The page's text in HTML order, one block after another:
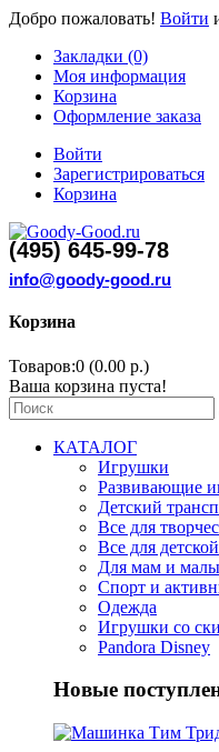
Добро пожаловать! Войти
Закладки (0)
Моя информация
Корзина
Оформление заказа
Войти
Зарегистрироваться
Корзина
(495) 645-99-78
info@goody-good.ru
Корзина
Товаров:0 (0.00 р.)
Ваша корзина пуста!
КАТАЛОГ
Игрушки
Развивающие
Детский
Все для
Все для детской
Для мам и
Спорт и
Одежда
Игрушки со
Pandora Disney
Новые